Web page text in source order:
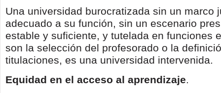
Una universidad burocratizada sin un marco
adecuado a su función, sin un escenario
estable y suficiente, y tutelada en funciones
son la selección del profesorado o la
titulaciones, es una universidad intervenida.
Equidad en el acceso al aprendizaje.